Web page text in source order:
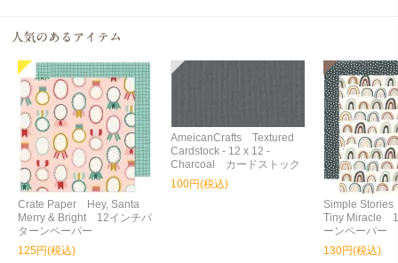
Crate Paper Hey, Santa
Merry & Bright 12インチパ
ターンペーパー
125円(税込)
AmeicanCrafts Textured
Cardstock - 12 x 12 -
Charcoal カードストック
100円(税込)
Simple
Tiny Miracle
ーンペーパー
130円(税込)